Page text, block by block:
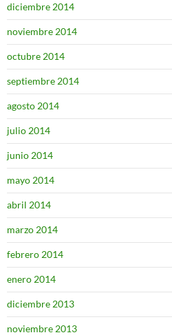
diciembre 2014
noviembre 2014
octubre 2014
septiembre 2014
agosto 2014
julio 2014
junio 2014
mayo 2014
abril 2014
marzo 2014
febrero 2014
enero 2014
diciembre 2013
noviembre 2013